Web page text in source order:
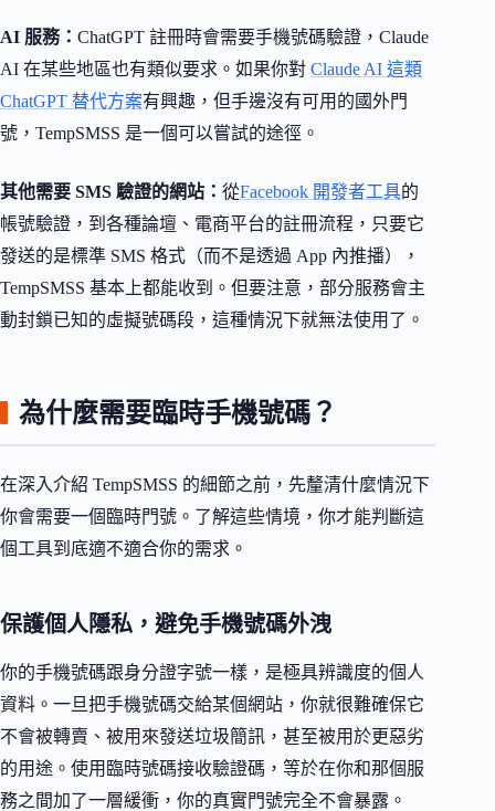
AI 服務： ChatGPT 註冊時會需要手機號碼驗證，Claude
AI 在某些地區也有類似要求。如果你對 Claude AI 這類
ChatGPT 替代方案有興趣，但手邊沒有可用的國外門
號，TempSMSS 是一個可以嘗試的途徑。
其他需要 SMS 驗證的網站： 從Facebook 開發者工具的
帳號驗證，到各種論壇、電商平台的註冊流程，只要它
發送的是標準 SMS 格式（而不是透過 App 內推播），
TempSMSS 基本上都能收到。但要注意，部分服務會主
動封鎖已知的虛擬號碼段，這種情況下就無法使用了。
為什麼需要臨時手機號碼？
在深入介紹 TempSMSS 的細節之前，先釐清什麼情況下
你會需要一個臨時門號。了解這些情境，你才能判斷這
個工具到底適不適合你的需求。
保護個人隱私，避免手機號碼外洩
你的手機號碼跟身分證字號一樣，是極具辨識度的個人
資料。一旦把手機號碼交給某個網站，你就很難確保它
不會被轉賣、被用來發送垃圾簡訊，甚至被用於更惡劣
的用途。使用臨時號碼接收驗證碼，等於在你和那個服
務之間加了一層緩衝，你的真實門號完全不會暴露。